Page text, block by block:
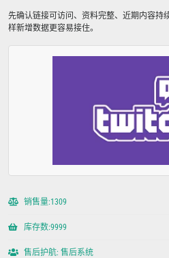
先确认链接可访问、资料完整、近期内容持
样新增数据更容易接住。
销售量:1309
库存数:9999
售后护航: 售后系统